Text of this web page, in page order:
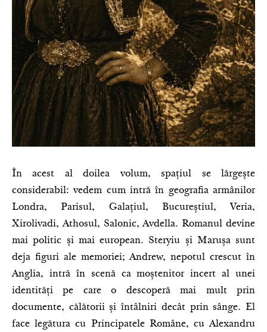
În acest al doilea volum, spațiul se lărgește
considerabil: vedem cum intră în geografia armânilor
Londra, Parisul, Galațiul, Bucureștiul, Veria,
Xirolivadi, Athosul, Salonic, Avdella. Romanul devine
mai politic și mai european. Steryiu și Marușa sunt
deja figuri ale memoriei; Andrew, nepotul crescut în
Anglia, intră în scenă ca moștenitor incert al unei
identități pe care o descoperă mai mult prin
documente, călătorii și întâlniri decât prin sânge. El
face legătura cu Principatele Române, cu Alexandru